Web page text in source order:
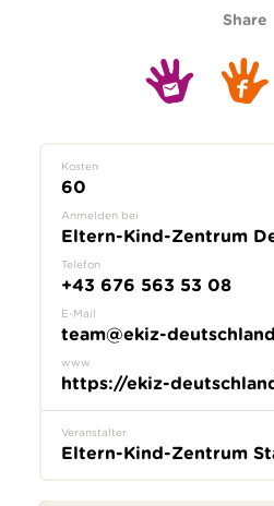
Share
Kosten
60
Anmelden bei
Eltern-Kind-Zentrum
Telefon
+43 676 563 53 08
E-Mail
team@ekiz-
www
https://ekiz-
Veranstalter
Eltern-Kind-Zentrum